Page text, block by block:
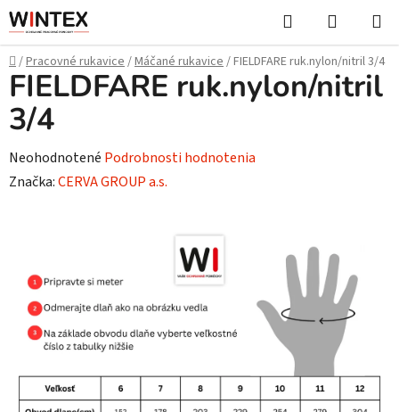
Prejsť
na
obsah
Hľadať
KOŠÍK
Domov
/Pracovné rukavice/Máčané rukavice/FIELDFARE ruk.nylon/nitril 3/4
FIELDFARE ruk.nylon/nitril
3/4
Priemerné
hodnotenie
hviezdičiek.
Neohodnotené Podrobnosti hodnotenia
Značka:CERVA GROUP a.s.